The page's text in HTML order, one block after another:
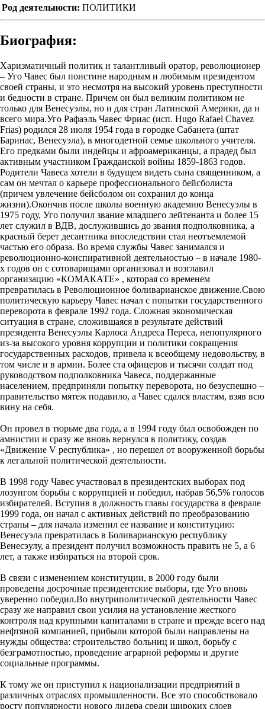
Род деятельности: ПОЛИТИКИ
Биография:
Харизматичный политик и талантливый оратор, революционер
– Уго Чавес был поистине народным и любимым президентом
своей страны, и это несмотря на высокий уровень преступности
и бедности в стране. Причем он был великим политиком не
только для Венесуэлы, но и для стран Латинской Америки, да и
всего мира.Уго Рафаэль Чавес Фриас (исп. Hugo Rafael Chavez
Frias) родился 28 июля 1954 года в городке Сабанета (штат
Баринас, Венесуэла), в многодетной семье школьного учителя.
Его предками были индейцы и афроамериканцы, а прадед был
активным участником Гражданской войны 1859-1863 годов.
Родители Чавеса хотели в будущем видеть сына священником, а
сам он мечтал о карьере профессионального бейсболиста
(причем увлечение бейсболом он сохранил до конца
жизни).Окончив после школы военную академию Венесуэлы в
1975 году, Уго получил звание младшего лейтенанта и более 15
лет служил в ВДВ, дослужившись до звания подполковника, а
красный берет десантника впоследствии стал неотъемлемой
частью его образа. Во время службы Чавес занимался и
революционно-конспиративной деятельностью – в начале 1980-
х годов он с сотоварищами организовал и возглавил
организацию «КОМАКАТЕ» , которая со временем
превратилась в Революционное боливарианское движение.Свою
политическую карьеру Чавес начал с попытки государственного
переворота в феврале 1992 года. Сложная экономическая
ситуация в стране, сложившаяся в результате действий
президента Венесуэлы Карлоса Андреса Переса, непопулярного
из-за высокого уровня коррупции и политики сокращения
государственных расходов, привела к всеобщему недовольству, в
том числе и в армии. Более ста офицеров и тысячи солдат под
руководством подполковника Чавеса, поддержанные
населением, предприняли попытку переворота, но безуспешно –
правительство мятеж подавило, а Чавес сдался властям, взяв всю
вину на себя.
Он провел в тюрьме два года, а в 1994 году был освобожден по
амнистии и сразу же вновь вернулся в политику, создав
«Движение V республика» , но перешел от вооруженной борьбы
к легальной политической деятельности.
В 1998 году Чавес участвовал в президентских выборах под
лозунгом борьбы с коррупцией и победил, набрав 56,5% голосов
избирателей. Вступив в должность главы государства в феврале
1999 года, он начал с активных действий по преобразованию
страны – для начала изменил ее название и конституцию:
Венесуэла превратилась в Боливарианскую республику
Венесэулу, а президент получил возможность править не 5, а 6
лет, а также избираться на второй срок.
В связи с изменением конституции, в 2000 году были
проведены досрочные президентские выборы, где Уго вновь
уверенно победил.Во внутриполитической деятельности Чавес
сразу же направил свои усилия на установление жесткого
контроля над крупными капиталами в стране и прежде всего над
нефтяной компанией, прибыли которой были направлены на
нужды общества: строительство больниц и школ, борьбу с
безграмотностью, проведение аграрной реформы и другие
социальные программы.
К тому же он приступил к национализации предприятий в
различных отраслях промышленности. Все это способствовало
росту популярности нового лидера среди широких слоев